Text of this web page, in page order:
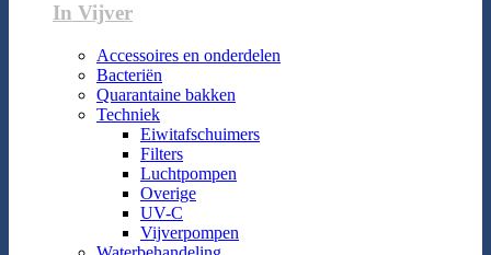
In Vijver
Accessoires en onderdelen
Bacteriën
Quarantaine bakken
Techniek
Eiwitafschuimers
Filters
Luchtpompen
Overige
UV-C
Vijverpompen